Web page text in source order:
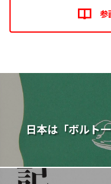
参
日本は「ボルト